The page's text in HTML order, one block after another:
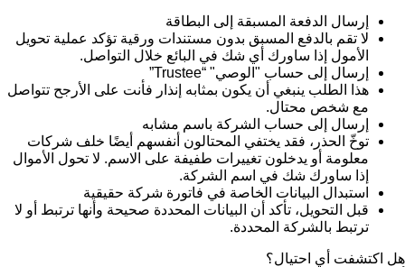
إرسال الدفعة المسبقة إلى البطاقة
لا تقم بالدفع المسبق بدون مستندات ورقية تؤكد عملية تحويل
الأمول إذا ساورك أي شك في البائع خلال التواصل.
إرسال إلى حساب "الوصي" “Trustee”
هذا الطلب ينبغي أن يكون بمثابه إنذار فأنت على الأرجح تتواصل
مع شخص محتال.
إرسال إلى حساب الشركة باسم مشابه
توخّ الحذر، فقد يختفي المحتالون أنفسهم أيضًا خلف شركات
معلومة أو يدخلون تغييرات طفيفة على الاسم. لا تحول الأموال
إذا ساورك شك في اسم الشركة.
استبدال البيانات الخاصة في فاتورة شركة حقيقية
قبل التحويل، تأكد أن البيانات المحددة صحيحة وأنها ترتبط أو لا
ترتبط بالشركة المحددة.
هل اكتشفت أي احتيال؟